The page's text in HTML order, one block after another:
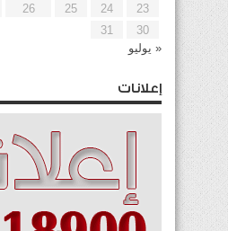
23
24
25
26
30
31
« يوليو
إعلانات